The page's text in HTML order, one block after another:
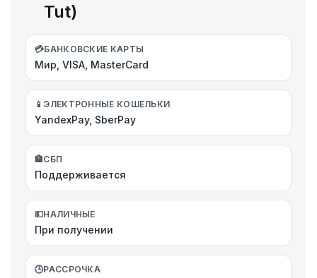
Tut)
💳БАНКОВСКИЕ КАРТЫ
Мир, VISA, MasterCard
📱 ЭЛЕКТРОННЫЕ КОШЕЛЬКИ
YandexPay, SberPay
🏦СБП
Поддерживается
💵НАЛИЧНЫЕ
При получении
🕒РАССРОЧКА